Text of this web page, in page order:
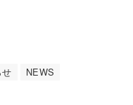
NEWS